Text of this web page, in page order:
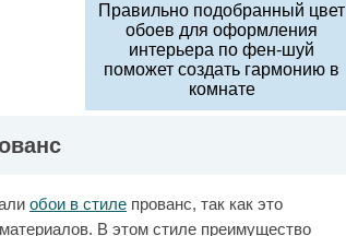
Правильно подобранный цвет
обоев для оформления
интерьера по фен-шуй
поможет создать гармонию в
комнате
обои в стиле прованс, так как это
В этом стиле преимущество